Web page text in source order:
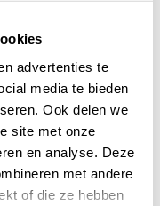
advertenties te
media te bieden
Ook delen we
site met onze
en analyse. Deze
met andere
of die ze hebben
staat als het
en een
materiaal,
aanzienlijk
verbeterde
flights, bekend